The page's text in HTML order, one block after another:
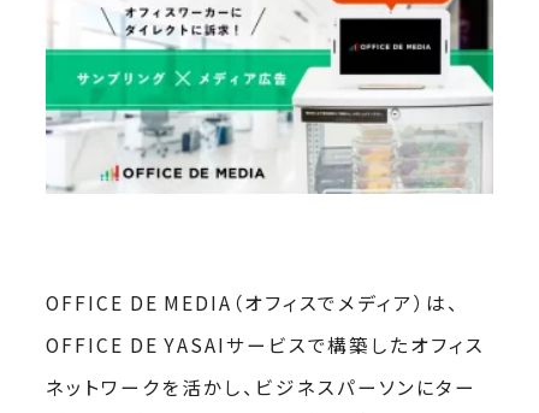
OFFICE DE MEDIA（オフィスでメディア）は、
OFFICE DE YASAIサービスで構築したオフィス
ネットワークを活かし、ビジネスパーソンにター